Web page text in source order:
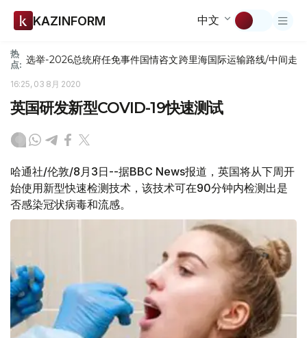
KAZINFORM 中文
热
点: 选举-2026总统府任免事件国情咨文跨里海国际运输路线/中间走廊
16:25, 03 8月 2020
英国研发新型COVID-19快速测试
哈通社/伦敦/8月3日--据BBC News报道，英国将从下周开
始使用新型快速检测技术，该技术可在90分钟内检测出是
否感染冠状病毒和流感。